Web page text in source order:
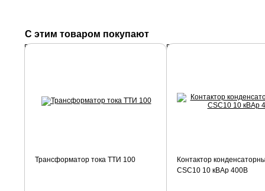
С этим товаром покупают
Трансформатор тока ТТИ 100
Подробнее
Контактор
CSC10 10 кВАр 400В
Подробнее